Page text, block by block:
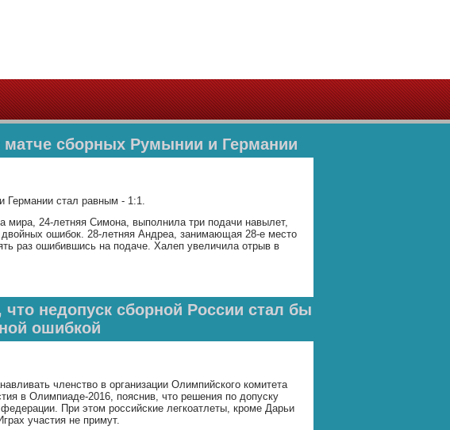
сборных Румынии и Германии
Германии стал равным - 1:1.
мира, 24-летняя Симона, выполнила три подачи навылет,
ошибок. 28-летняя Андреа, занимающая 28-е место
раз ошибившись на подаче. Халеп увеличила отрыв в
недопуск сборной России стал бы
ошибкой
членство в организации Олимпийского комитета
в Олимпиаде-2016, пояснив, что решения по допуску
При этом российские легкоатлеты, кроме Дарьи
участия не примут.